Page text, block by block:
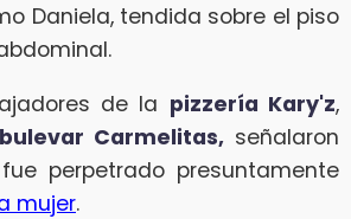
Daniela, tendida sobre el piso
de la pizzería Kary'z,
bulevar Carmelitas,señalaron
perpetrado presuntamente
mujer.